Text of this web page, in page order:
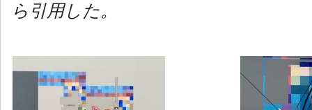
ら引用した。